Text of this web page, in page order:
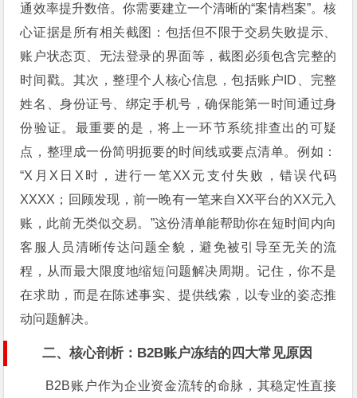
通效率提升数倍。你需要建立一个清晰的“案情档案”。核
心证据是所有相关截图：包括但不限于交易失败提示、
账户状态页、无法登录的界面等，截图必须包含完整的
时间戳。其次，整理个人核心信息，包括账户ID、完整
姓名、身份证号、绑定手机号，确保能第一时间通过身
份验证。最重要的是，将上一环节系统排查出的可疑
点，整理成一份简明扼要的时间线或要点清单。例如：
“X月X日X时，进行一笔XX元支付失败，错误代码
XXXX；回顾发现，前一晚有一笔来自XX平台的XX元入
账，此前无类似交易。”这份清单能帮助你在短时间内向
客服人员清晰传达问题全貌，避免被引导至无关的流
程，从而最大限度地缩短问题解决周期。记住，你不是
在求助，而是在陈述事实、提供线索，以专业的姿态推
动问题解决。
二、核心剖析：B2B账户冻结的四大常见原因
B2B账户作为企业资金流转的命脉，其稳定性直接